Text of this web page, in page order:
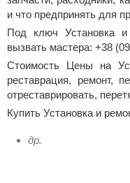
и что предпринять для
Под ключ Установка и
вызвать мастера: +38
Стоимость Цены на
реставрация, ремонт,
отреставрировать,
Купить Установка и
др.